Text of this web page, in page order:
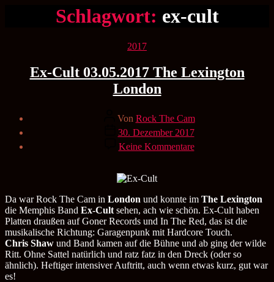
Schlagwort: ex-cult
Kategorien
2017
Ex-Cult 03.05.2017 The Lexington
London
Beitragsautor
Von Rock The Cam
Veröffentlichungsdatum
30. Dezember 2017
Keine Kommentarezu
Ex-
Lexington
London
Da war Rock The Cam in London und konnte im The Lexington
die Memphis Band Ex-Cult sehen, ach wie schön. Ex-Cult haben
Platten draußen auf Goner Records und In The Red, das ist die
musikalische Richtung: Garagenpunk mit Hardcore Touch.
Chris Shaw und Band kamen auf die Bühne und ab ging der wilde
Ritt. Ohne Sattel natürlich und ratz fatz in den Dreck (oder so
ähnlich). Heftiger intensiver Auftritt, auch wenn etwas kurz, gut war
es!